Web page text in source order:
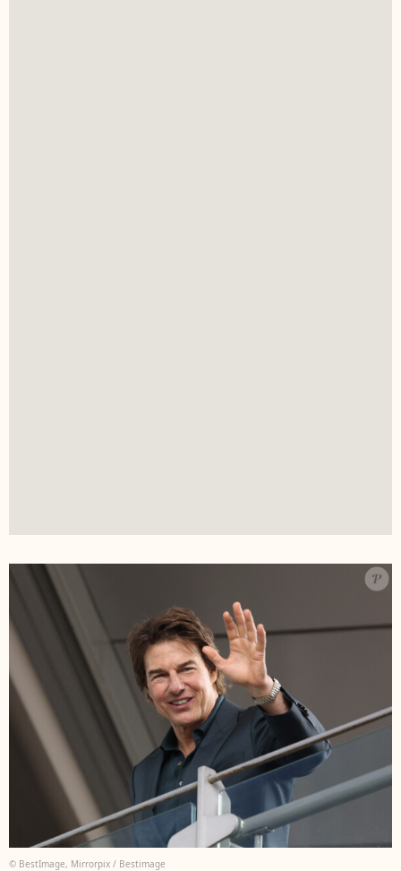
© BestImage, Mirrorpix / Bestimage